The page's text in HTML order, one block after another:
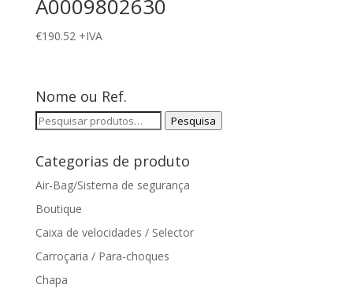
A0009802630
€190.52 +IVA
Nome ou Ref.
Pesquisar
Pesquisa
Categorias de produto
Air-Bag/Sistema de segurança
Boutique
Caixa de velocidades / Selector
Carroçaria / Para-choques
Chapa